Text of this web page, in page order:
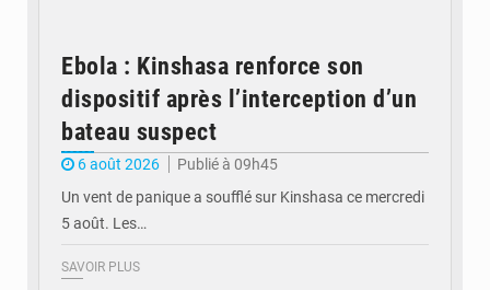
Ebola : Kinshasa renforce son
dispositif après l’interception d’un
bateau suspect
6 août 2026
Publié à 09h45
Un vent de panique a soufflé sur Kinshasa ce mercredi
5 août. Les…
SAVOIR PLUS